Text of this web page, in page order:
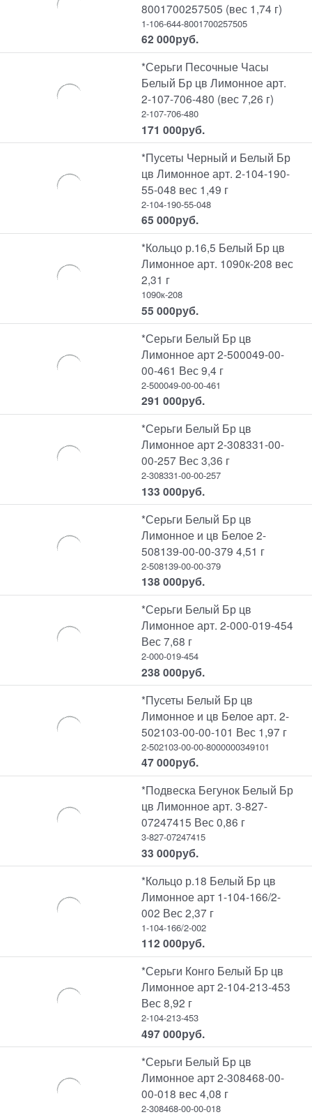
8001700257505 (вес 1,74 г)
1-106-644-8001700257505
62 000руб.
*Серьги Песочные Часы
Белый Бр цв Лимонное арт.
2-107-706-480 (вес 7,26 г)
2-107-706-480
171 000руб.
*Пусеты Черный и Белый Бр
цв Лимонное арт. 2-104-190-
55-048 вес 1,49 г
2-104-190-55-048
65 000руб.
*Кольцо р.16,5 Белый Бр цв
Лимонное арт. 1090к-208 вес
2,31 г
1090к-208
55 000руб.
*Серьги Белый Бр цв
Лимонное арт 2-500049-00-
00-461 Вес 9,4 г
2-500049-00-00-461
291 000руб.
*Серьги Белый Бр цв
Лимонное арт 2-308331-00-
00-257 Вес 3,36 г
2-308331-00-00-257
133 000руб.
*Серьги Белый Бр цв
Лимонное и цв Белое 2-
508139-00-00-379 4,51 г
2-508139-00-00-379
138 000руб.
*Серьги Белый Бр цв
Лимонное арт. 2-000-019-454
Вес 7,68 г
2-000-019-454
238 000руб.
*Пусеты Белый Бр цв
Лимонное и цв Белое арт. 2-
502103-00-00-101 Вес 1,97 г
2-502103-00-00-8000000349101
47 000руб.
*Подвеска Бегунок Белый Бр
цв Лимонное арт. 3-827-
07247415 Вес 0,86 г
3-827-07247415
33 000руб.
*Кольцо р.18 Белый Бр цв
Лимонное арт 1-104-166/2-
002 Вес 2,37 г
1-104-166/2-002
112 000руб.
*Серьги Конго Белый Бр цв
Лимонное арт 2-104-213-453
Вес 8,92 г
2-104-213-453
497 000руб.
*Серьги Белый Бр цв
Лимонное арт 2-308468-00-
00-018 вес 4,08 г
2-308468-00-00-018